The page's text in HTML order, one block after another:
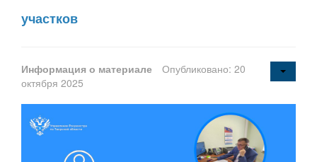
участков
Информация о материале
Опубликовано: 20
октября 2025